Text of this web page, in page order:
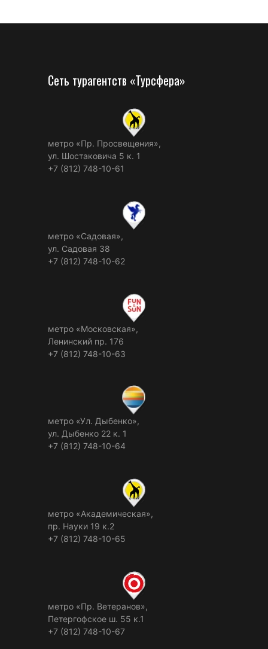
Сеть турагентств «Турсфера»
метро «Пр. Просвещения»,
ул. Шостаковича 5 к. 1
+7 (812) 748-10-61
метро «Садовая»,
ул. Садовая 38
+7 (812) 748-10-62
метро «Московская»,
Ленинский пр. 176
+7 (812) 748-10-63
метро «Ул. Дыбенко»,
ул. Дыбенко 22 к. 1
+7 (812) 748-10-64
метро «Академическая»,
пр. Науки 19 к.2
+7 (812) 748-10-65
метро «Пр. Ветеранов»,
Петергофское ш. 55 к.1
+7 (812) 748-10-67